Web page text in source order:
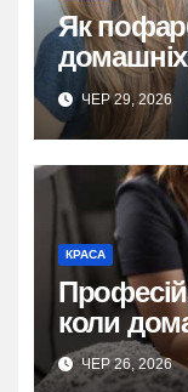
Як
ЧЕР 29, 2026
КРАСА
коли
ЧЕР 26, 2026